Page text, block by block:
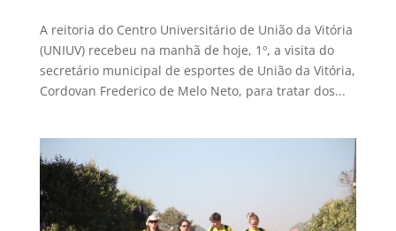
A reitoria do Centro Universitário de União da Vitória
(UNIUV) recebeu na manhã de hoje, 1º, a visita do
secretário municipal de esportes de União da Vitória,
Cordovan Frederico de Melo Neto, para tratar dos...